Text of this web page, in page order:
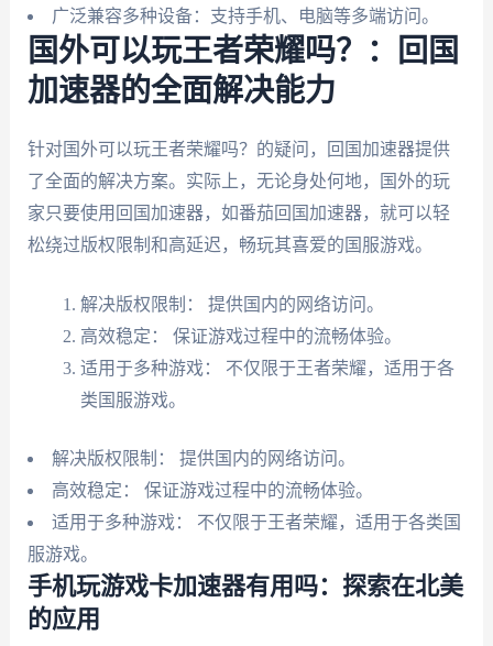
广泛兼容多种设备：支持手机、电脑等多端访问。
国外可以玩王者荣耀吗？：回国
加速器的全面解决能力
针对国外可以玩王者荣耀吗？的疑问，回国加速器提供
了全面的解决方案。实际上，无论身处何地，国外的玩
家只要使用回国加速器，如番茄回国加速器，就可以轻
松绕过版权限制和高延迟，畅玩其喜爱的国服游戏。
解决版权限制： 提供国内的网络访问。
高效稳定： 保证游戏过程中的流畅体验。
适用于多种游戏： 不仅限于王者荣耀，适用于各
类国服游戏。
解决版权限制： 提供国内的网络访问。
高效稳定： 保证游戏过程中的流畅体验。
适用于多种游戏： 不仅限于王者荣耀，适用于各类国
服游戏。
手机玩游戏卡加速器有用吗：探索在北美
的应用